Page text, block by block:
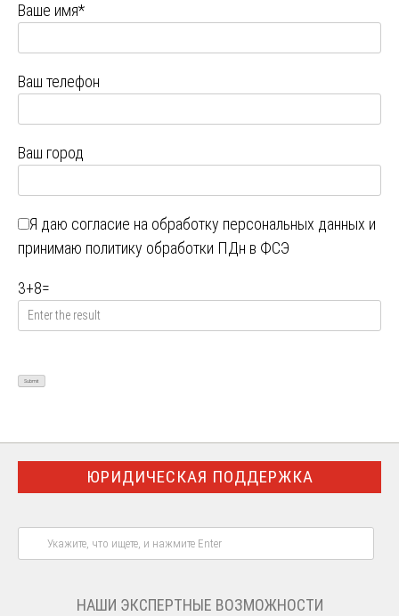
Ваше имя*
Ваш телефон
Ваш город
Я даю согласие на обработку персональных данных и
принимаю политику обработки ПДн в ФСЭ
3+8=
ЮРИДИЧЕСКАЯ ПОДДЕРЖКА
НАШИ ЭКСПЕРТНЫЕ ВОЗМОЖНОСТИ